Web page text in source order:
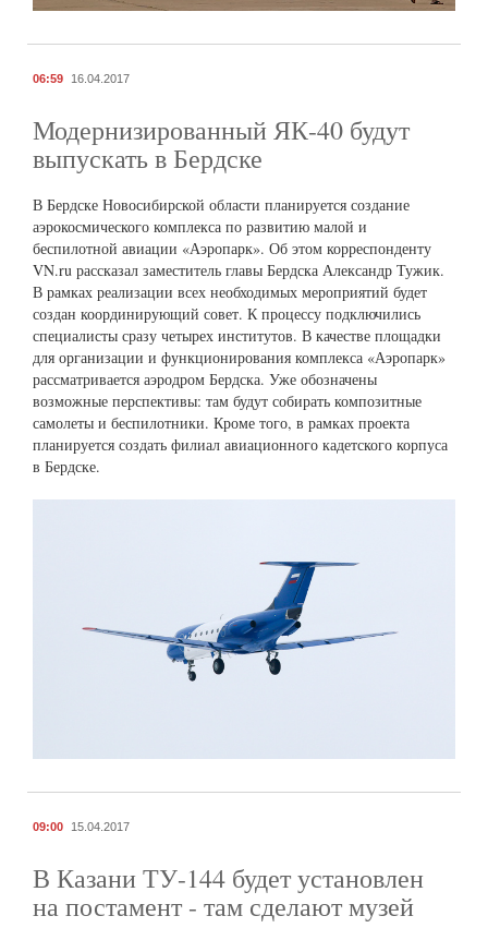
06:59 16.04.2017
Модернизированный ЯК-40 будут
выпускать в Бердске
В Бердске Новосибирской области планируется создание
аэрокосмического комплекса по развитию малой и
беспилотной авиации «Аэропарк». Об этом корреспонденту
VN.ru рассказал заместитель главы Бердска Александр Тужик.
В рамках реализации всех необходимых мероприятий будет
создан координирующий совет. К процессу подключились
специалисты сразу четырех институтов. В качестве площадки
для организации и функционирования комплекса «Аэропарк»
рассматривается аэродром Бердска. Уже обозначены
возможные перспективы: там будут собирать композитные
самолеты и беспилотники. Кроме того, в рамках проекта
планируется создать филиал авиационного кадетского корпуса
в Бердске.
09:00 15.04.2017
В Казани ТУ-144 будет установлен
на постамент - там сделают музей